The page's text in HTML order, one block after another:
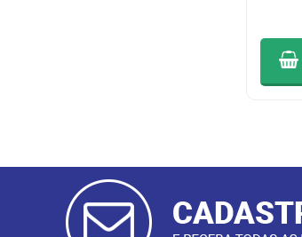
CADASTRAR
E-MAIL